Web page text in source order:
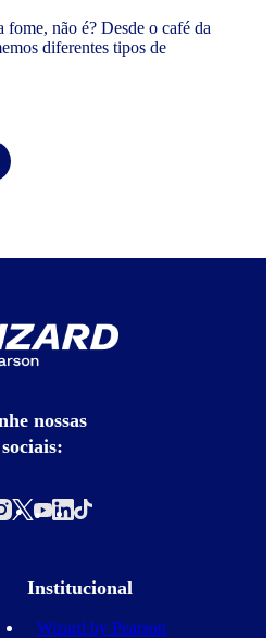
não é? Desde o café da
diferentes tipos de
nossas
Institucional
Wizard by Pearson